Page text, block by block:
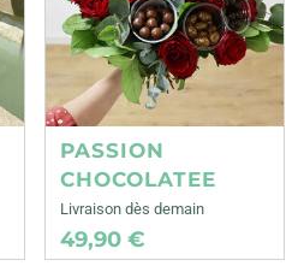
PASSION
CHOCOLATEE
Livraison dès demain
49,90 €